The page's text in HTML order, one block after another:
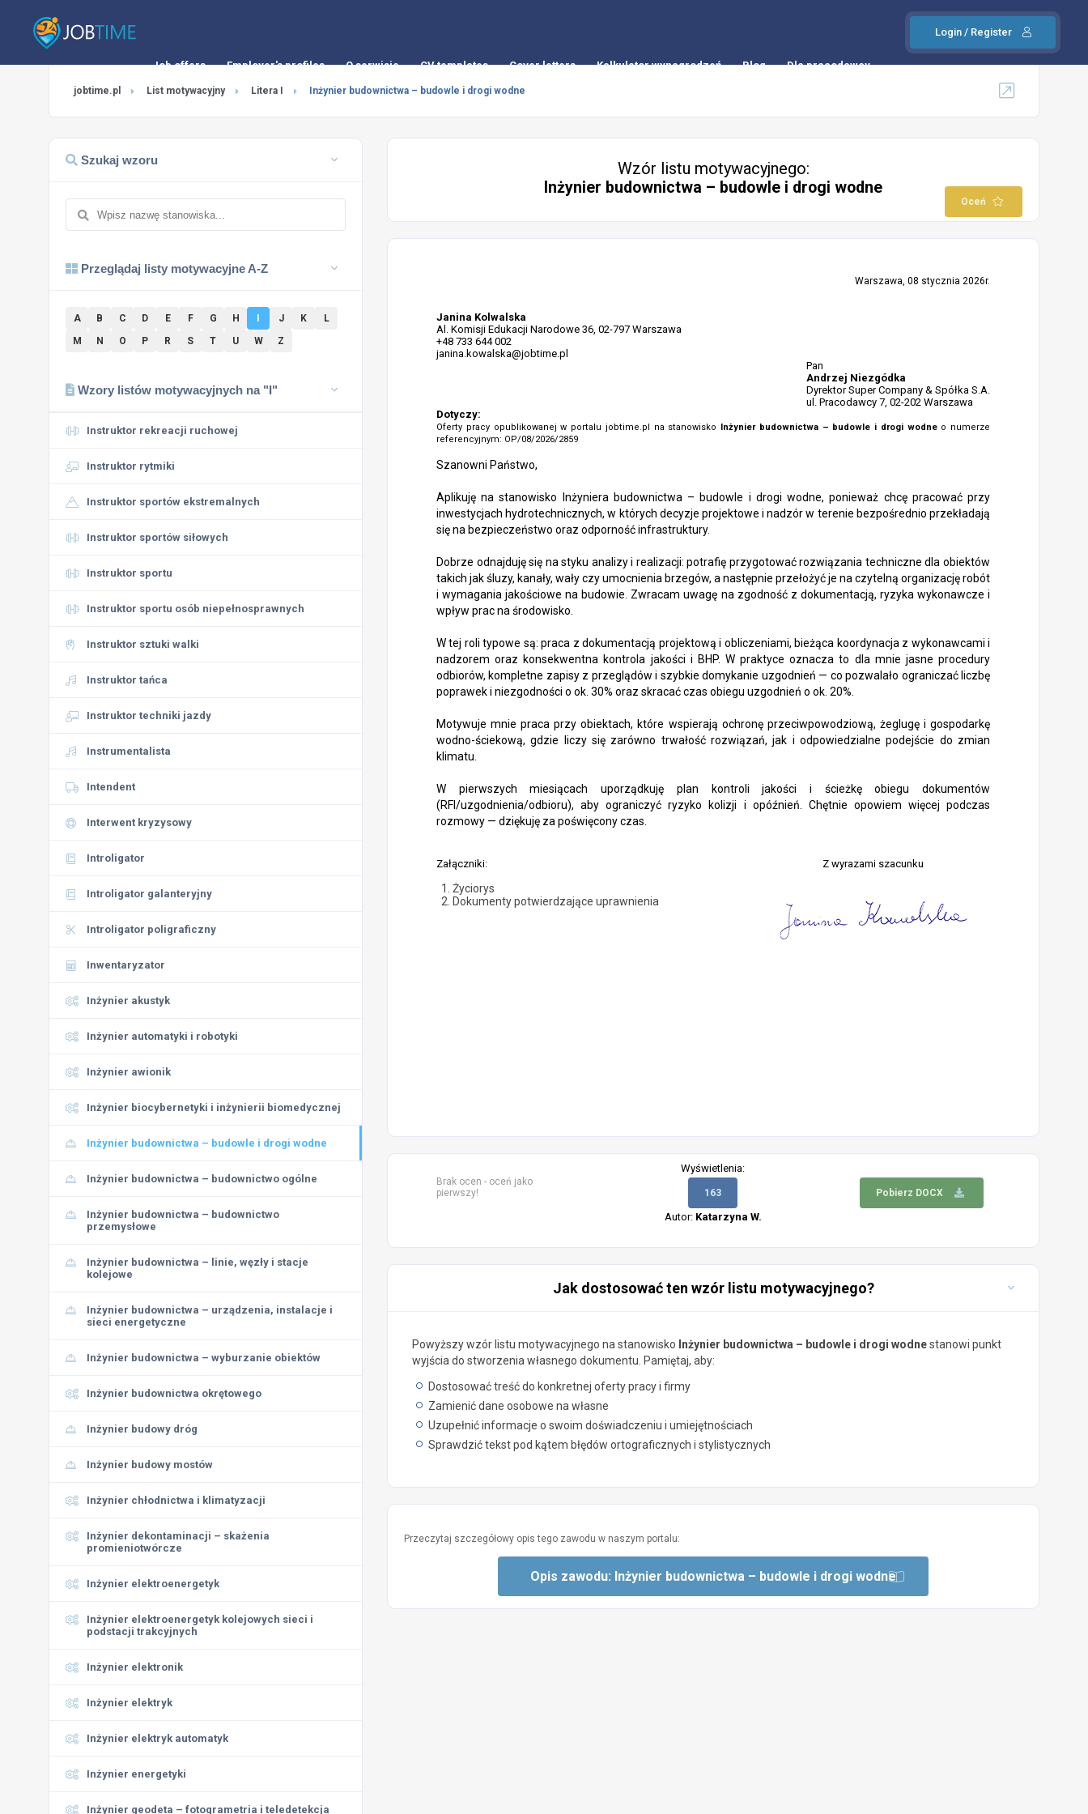
Login / Register
Job offers Employer's profiles O serwisie CV templates Cover letters Kalkulator wynagrodzeń Blog Dla pracodawcy
jobtime.pl List motywacyjny Litera I Inżynier budownictwa – budowle i drogi wodne
Szukaj wzoru
Przeglądaj listy motywacyjne A-Z
A B C D E F G H J K
L
M
N O P R S T U W Z
Wzory listów motywacyjnych na "I"
Instruktor rekreacji ruchowej
Instruktor rytmiki
Instruktor sportów ekstremalnych
Instruktor sportów siłowych
Instruktor sportu
Instruktor sportu osób niepełnosprawnych
Instruktor sztuki walki
Instruktor tańca
Instruktor techniki jazdy
Instrumentalista
Intendent
Interwent kryzysowy
Introligator
Introligator galanteryjny
Introligator poligraficzny
Inwentaryzator
Inżynier akustyk
Inżynier automatyki i robotyki
Inżynier awionik
Inżynier biocybernetyki i inżynierii biomedycznej
Inżynier budownictwa – budowle i drogi wodne
Inżynier budownictwa – budownictwo ogólne
Inżynier budownictwa – budownictwo
przemysłowe
Inżynier budownictwa – linie, węzły i stacje
kolejowe
Inżynier budownictwa – urządzenia, instalacje i
sieci energetyczne
Inżynier budownictwa – wyburzanie obiektów
Inżynier budownictwa okrętowego
Inżynier budowy dróg
Inżynier budowy mostów
Inżynier chłodnictwa i klimatyzacji
Inżynier dekontaminacji – skażenia
promieniotwórcze
Inżynier elektroenergetyk
Inżynier elektroenergetyk kolejowych sieci i
podstacji trakcyjnych
Inżynier elektronik
Inżynier elektryk
Inżynier elektryk automatyk
Inżynier energetyki
Inżynier geodeta – fotogrametria i teledetekcja
Wzór listu motywacyjnego:
Inżynier budownictwa – budowle i drogi wodne
Oceń
Warszawa, 08 stycznia 2026r.
Janina Kolwalska
Al. Komisji Edukacji Narodowe 36, 02-797 Warszawa
+48 733 644 002
janina.kowalska@jobtime.pl
Pan
Andrzej Niezgódka
Dyrektor Super Company & Spółka S.A.
ul. Pracodawcy 7, 02-202 Warszawa
Dotyczy:
Oferty pracy opublikowanej w portalu jobtime.pl na stanowisko Inżynier budownictwa – budowle i drogi wodneo numerze
referencyjnym: OP/08/2026/2859
Szanowni Państwo,
Aplikuję na stanowisko Inżyniera budownictwa – budowle i drogi wodne, ponieważ chcę pracować przy
inwestycjach hydrotechnicznych, w których decyzje projektowe i nadzór w terenie bezpośrednio przekładają
się na bezpieczeństwo oraz odporność infrastruktury.
Dobrze odnajduję się na styku analizy i realizacji: potrafię przygotować rozwiązania techniczne dla obiektów
takich jak śluzy, kanały, wały czy umocnienia brzegów, a następnie przełożyć je na czytelną organizację robót
i wymagania jakościowe na budowie. Zwracam uwagę na zgodność z dokumentacją, ryzyka wykonawcze i
wpływ prac na środowisko.
W tej roli typowe są: praca z dokumentacją projektową i obliczeniami, bieżąca koordynacja z wykonawcami i
nadzorem oraz konsekwentna kontrola jakości i BHP. W praktyce oznacza to dla mnie jasne procedury
odbiorów, kompletne zapisy z przeglądów i szybkie domykanie uzgodnień — co pozwalało ograniczać liczbę
poprawek i niezgodności o ok. 30% oraz skracać czas obiegu uzgodnień o ok. 20%.
Motywuje mnie praca przy obiektach, które wspierają ochronę przeciwpowodziową, żeglugę i gospodarkę
wodno-ściekową, gdzie liczy się zarówno trwałość rozwiązań, jak i odpowiedzialne podejście do zmian
klimatu.
W pierwszych miesiącach uporządkuję plan kontroli jakości i ścieżkę obiegu dokumentów
(RFI/uzgodnienia/odbioru), aby ograniczyć ryzyko kolizji i opóźnień. Chętnie opowiem więcej podczas
rozmowy — dziękuję za poświęcony czas.
Załączniki:
Życiorys
Dokumenty potwierdzające uprawnienia
Z wyrazami szacunku
Brak ocen - oceń jako
pierwszy!
Wyświetlenia:
163 Pobierz DOCX
Autor: Katarzyna W.
Jak dostosować ten wzór listu motywacyjnego?
Powyższy wzór listu motywacyjnego na stanowisko Inżynier budownictwa – budowle i drogi wodnestanowi punkt
wyjścia do stworzenia własnego dokumentu. Pamiętaj, aby:
Dostosować treść do konkretnej oferty pracy i firmy
Zamienić dane osobowe na własne
Uzupełnić informacje o swoim doświadczeniu i umiejętnościach
Sprawdzić tekst pod kątem błędów ortograficznych i stylistycznych
Przeczytaj szczegółowy opis tego zawodu w naszym portalu:
Opis zawodu: Inżynier budownictwa – budowle i drogi wodne